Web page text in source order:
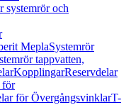
systemrör och
MeplaSystemrör
tappvatten,
KopplingarReservdelar
för
för ÖvergångsvinklarT-